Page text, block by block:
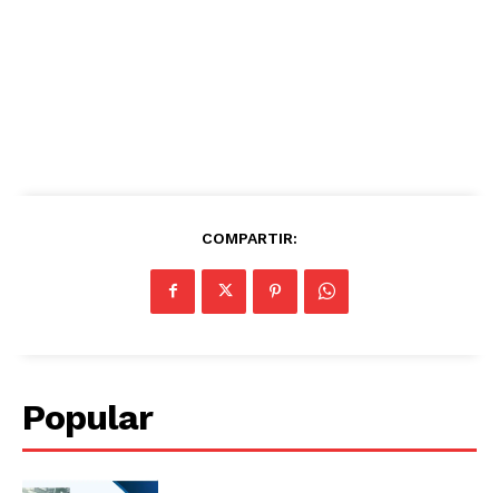
COMPARTIR:
Popular